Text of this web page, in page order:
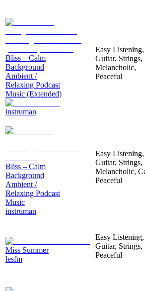
Bliss – Calm
Background
Ambient /
Relaxing Podcast
Music (Extended)
instruman
Easy Listening,
Guitar, Strings,
Melancholic,
Peaceful
Bliss – Calm
Background
Ambient /
Relaxing Podcast
Music
instruman
Easy Listening,
Guitar, Strings,
Melancholic,
Peaceful
Miss Summer
lesfm
Easy Listening,
Guitar, Strings,
Peaceful